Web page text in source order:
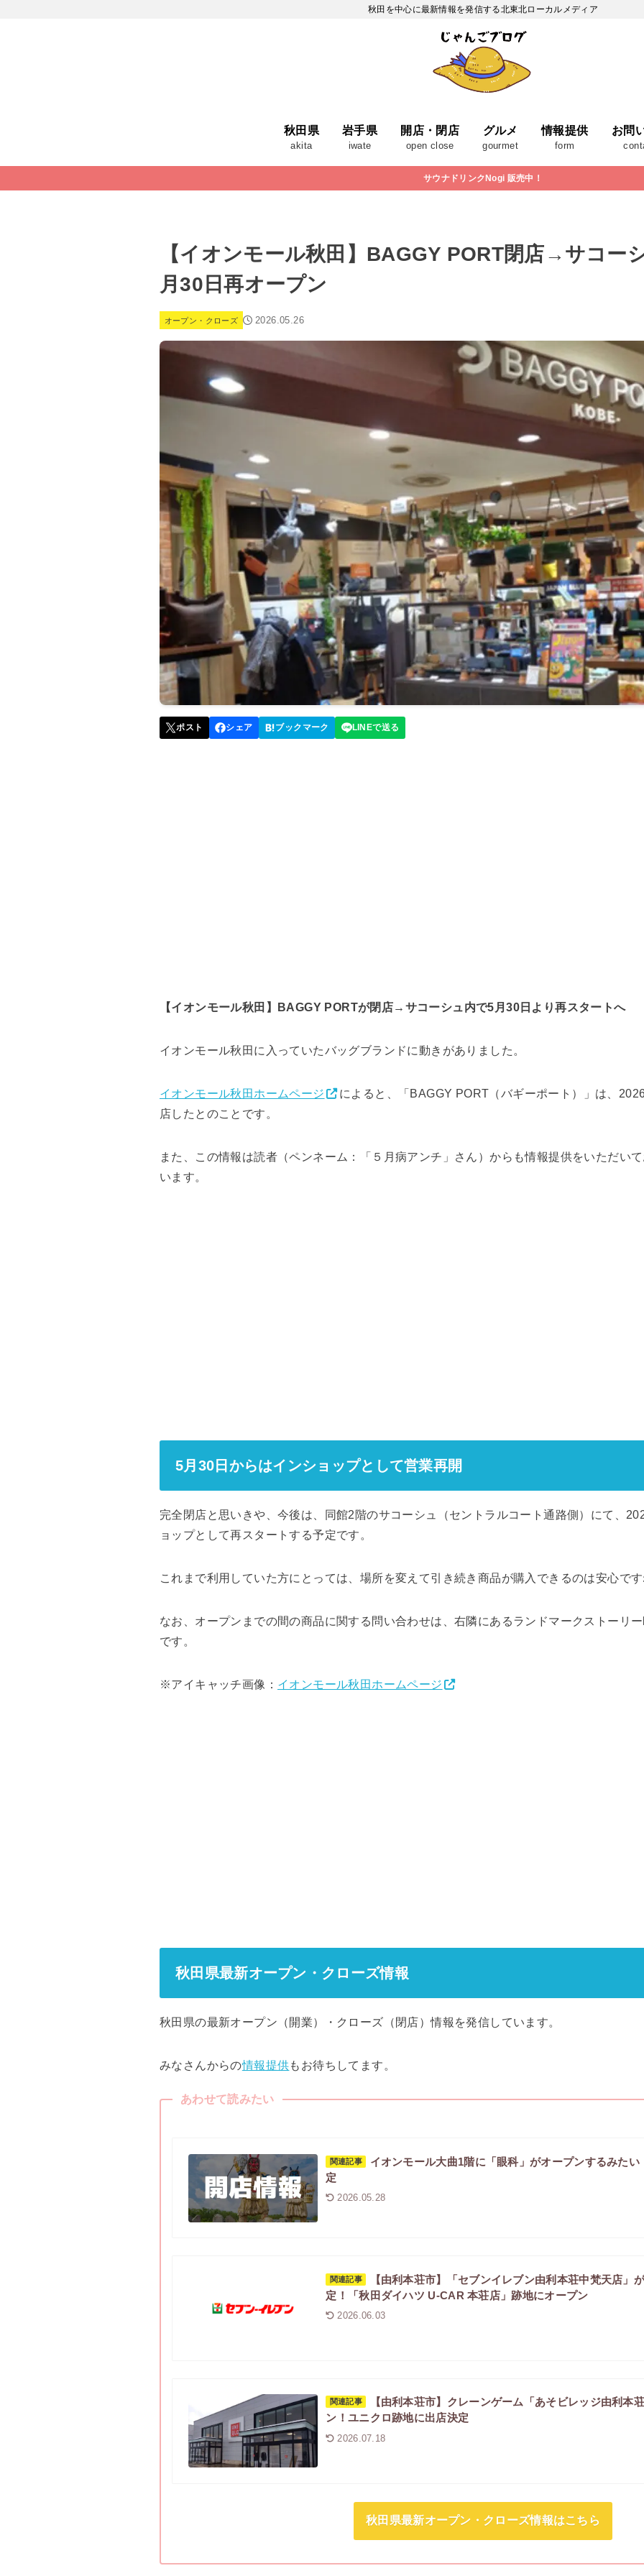
秋田を中心に最新情報を発信する北東北ローカルメディア
秋田県
akita
岩手県
iwate
開店・閉店
open close
グルメ
gourmet
情報提供
form
お問
サウナドリンクNogi 販売中！
【イオンモール秋田】BAGGY PORT閉店→サコー
月30日再オープン
オープン・クローズ 2026.05.26
【イオンモール秋田】BAGGY PORTが閉店→サコーシュ内で5月30日より再スタートへ
イオンモール秋田に入っていたバッグブランドに動きがありました。
イオンモール秋田ホームページ
によると、「BAGGY PORT（バギーポート）」は、
店したとのことです。
また、この情報は読者（ペンネーム：「５月病アンチ」さん）からも情報提供をいただい
います。
5月30日からはインショップとして営業再開
完全閉店と思いきや、今後は、同館2階のサコーシュ（セントラルコート通路側）にて、
ョップとして再スタートする予定です。
これまで利用していた方にとっては、場所を変えて引き続き商品が購入できるのは安心です
なお、オープンまでの間の商品に関する問い合わせは、右隣にあるランドマークストーリ
です。
※アイキャッチ画像： イオンモール秋田ホームページ
秋田県最新オープン・クローズ情報
秋田県の最新オープン（開業）・クローズ（閉店）情報を発信しています。
みなさんからの情報提供もお待ちしてます。
あわせて読みたい
関連記事
イオンモール大曲1階に「眼科」がオープンするみた
定
2026.05.28
関連記事
【由利本荘市】「セブンイレブン由利本荘中梵天店」
定！「秋田ダイハツ U-CAR 本荘店」跡地にオープン
2026.06.03
関連記事
【由利本荘市】クレーンゲーム「あそビレッジ由利本
ン！ユニクロ跡地に出店決定
2026.07.18
秋田県最新オープン・クローズ情報はこちら